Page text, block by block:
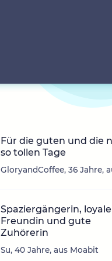
Für die guten und die
so tollen Tage
GloryandCoffee, 36 Jahre,
Spaziergängerin, loyale
Freundin und gute
Zuhörerin
Su, 40 Jahre, aus Moabit